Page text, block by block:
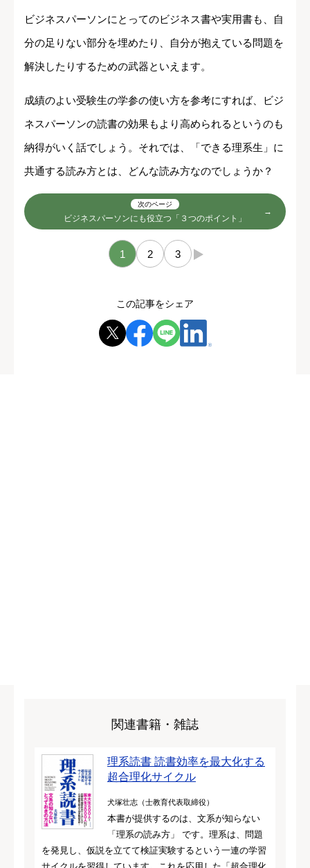
ビジネスパーソンにとってのビジネス書や実用書も、自
分の足りない部分を埋めたり、自分が抱えている問題を
解決したりするための武器といえます。
成績のよい受験生の学参の使い方を参考にすれば、ビジ
ネスパーソンの読書の効果もより高められるというのも
納得がいく話でしょう。それでは、「できる理系生」に
共通する読み方とは、どんな読み方なのでしょうか？
次のページ
ビジネスパーソンにも役立つ「３つのポイント」
1 2 3 →
この記事をシェア
関連書籍・雑誌
理系読書 読書効率を最大化する
超合理化サイクル
犬塚壮志（士教育代表取締役）
本書が提供するのは、文系が知らない
「理系の読み方」 です。理系は、問題
を発見し、仮説を立てて検証実験するという一連の学習